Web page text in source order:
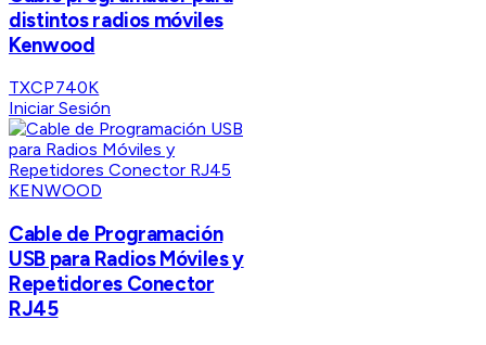
distintos radios móviles
Kenwood
TXCP740K
Iniciar Sesión
KENWOOD
Cable de Programación
USB para Radios Móviles y
Repetidores Conector
RJ45